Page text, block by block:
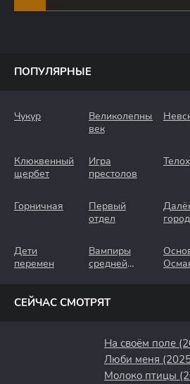
ПОПУЛЯРНЫЕ
Чукур
Великолепный
век
Клюквенный
щербет
Игра
престолов
Горничная
Первый
отдел
город
Дети
перемен
Вампиры
средней
СЕЙЧАС СМОТРЯТ
На своём поле
Люби меня
Молоко птицы